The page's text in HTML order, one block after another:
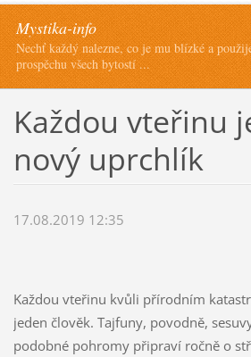
Mystika-info
Nechť každý nalezne, co je mu blízké a
prospěchu všech bytostí ...
Každou vteřinu
nový uprchlík
17.08.2019 12:35
Každou vteřinu kvůli přírodním
jeden člověk. Tajfuny, povodně,
podobné pohromy připraví ročně o